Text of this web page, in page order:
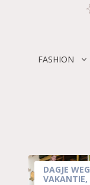
FASHION
DAGJE WEG
VAKANTIE,